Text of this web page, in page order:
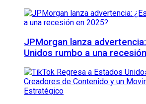
JPMorgan lanza
Unidos rumbo a una